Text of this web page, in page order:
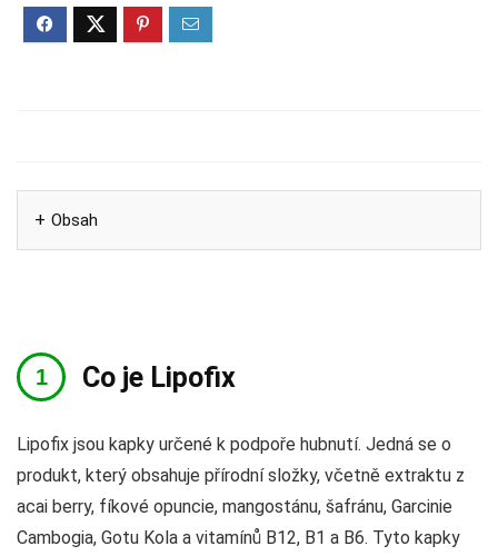
Obsah
Co je Lipofix
Lipofix jsou kapky určené k podpoře hubnutí. Jedná se o
produkt, který obsahuje přírodní složky, včetně extraktu z
acai berry, fíkové opuncie, mangostánu, šafránu, Garcinie
Cambogia, Gotu Kola a vitamínů B12, B1 a B6. Tyto kapky